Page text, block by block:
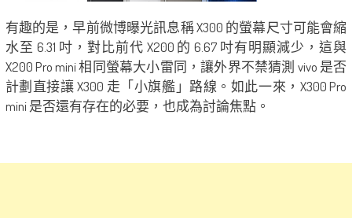
有趣的是，早前微博曝光訊息稱 X300 的螢幕尺寸可能會縮
水至 6.31 吋，對比前代 X200 的 6.67 吋有明顯減少，這與
X200 Pro mini 相同螢幕大小雷同，讓外界不禁猜測 vivo 是否
計劃直接讓 X300 走「小旗艦」路線。如此一來，X300 Pro
mini 是否還有存在的必要，也成為討論焦點。